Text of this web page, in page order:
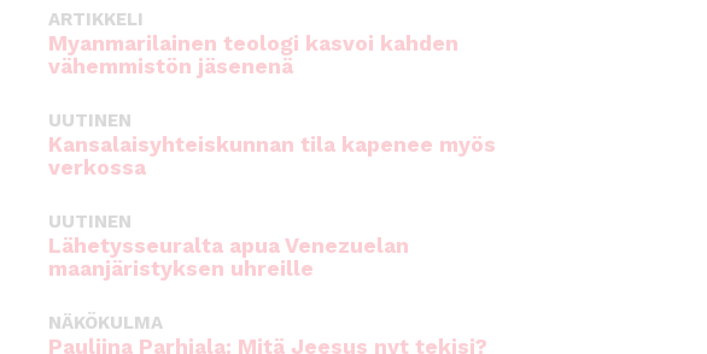
ARTIKKELI
Myanmarilainen teologi kasvoi kahden
vähemmistön jäsenenä
UUTINEN
Kansalaisyhteiskunnan tila kapenee myös
verkossa
UUTINEN
Lähetysseuralta apua Venezuelan
maanjäristyksen uhreille
NÄKÖKULMA
Pauliina Parhiala: Mitä Jeesus nyt tekisi?